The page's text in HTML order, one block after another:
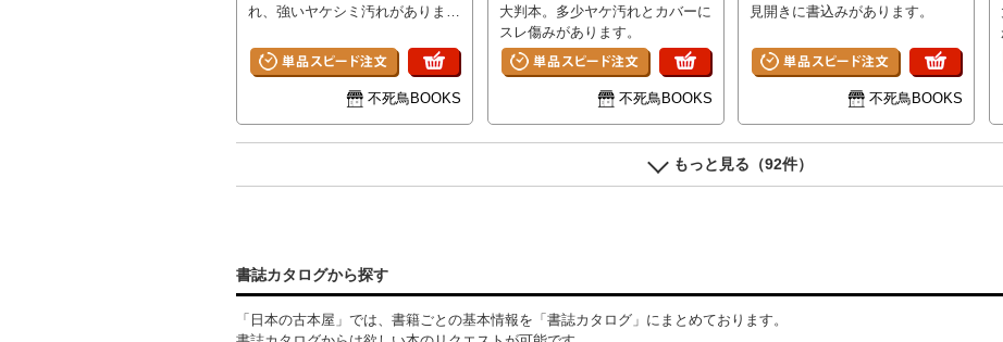
れ、強いヤケシミ汚れがありま
不死鳥BOOKS
大判本。多少ヤケ汚れとカバーに
スレ傷みがあります。
不死鳥BOOKS
見開きに書込みがあります。
不死鳥BOOKS
もっと見る（92件）
書誌カタログから探す
「日本の古本屋」では、書籍ごとの基本情報を「書誌カタログ」にまとめております。